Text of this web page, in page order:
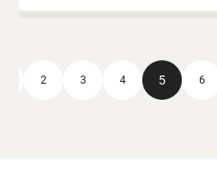
2 3 4 5 6